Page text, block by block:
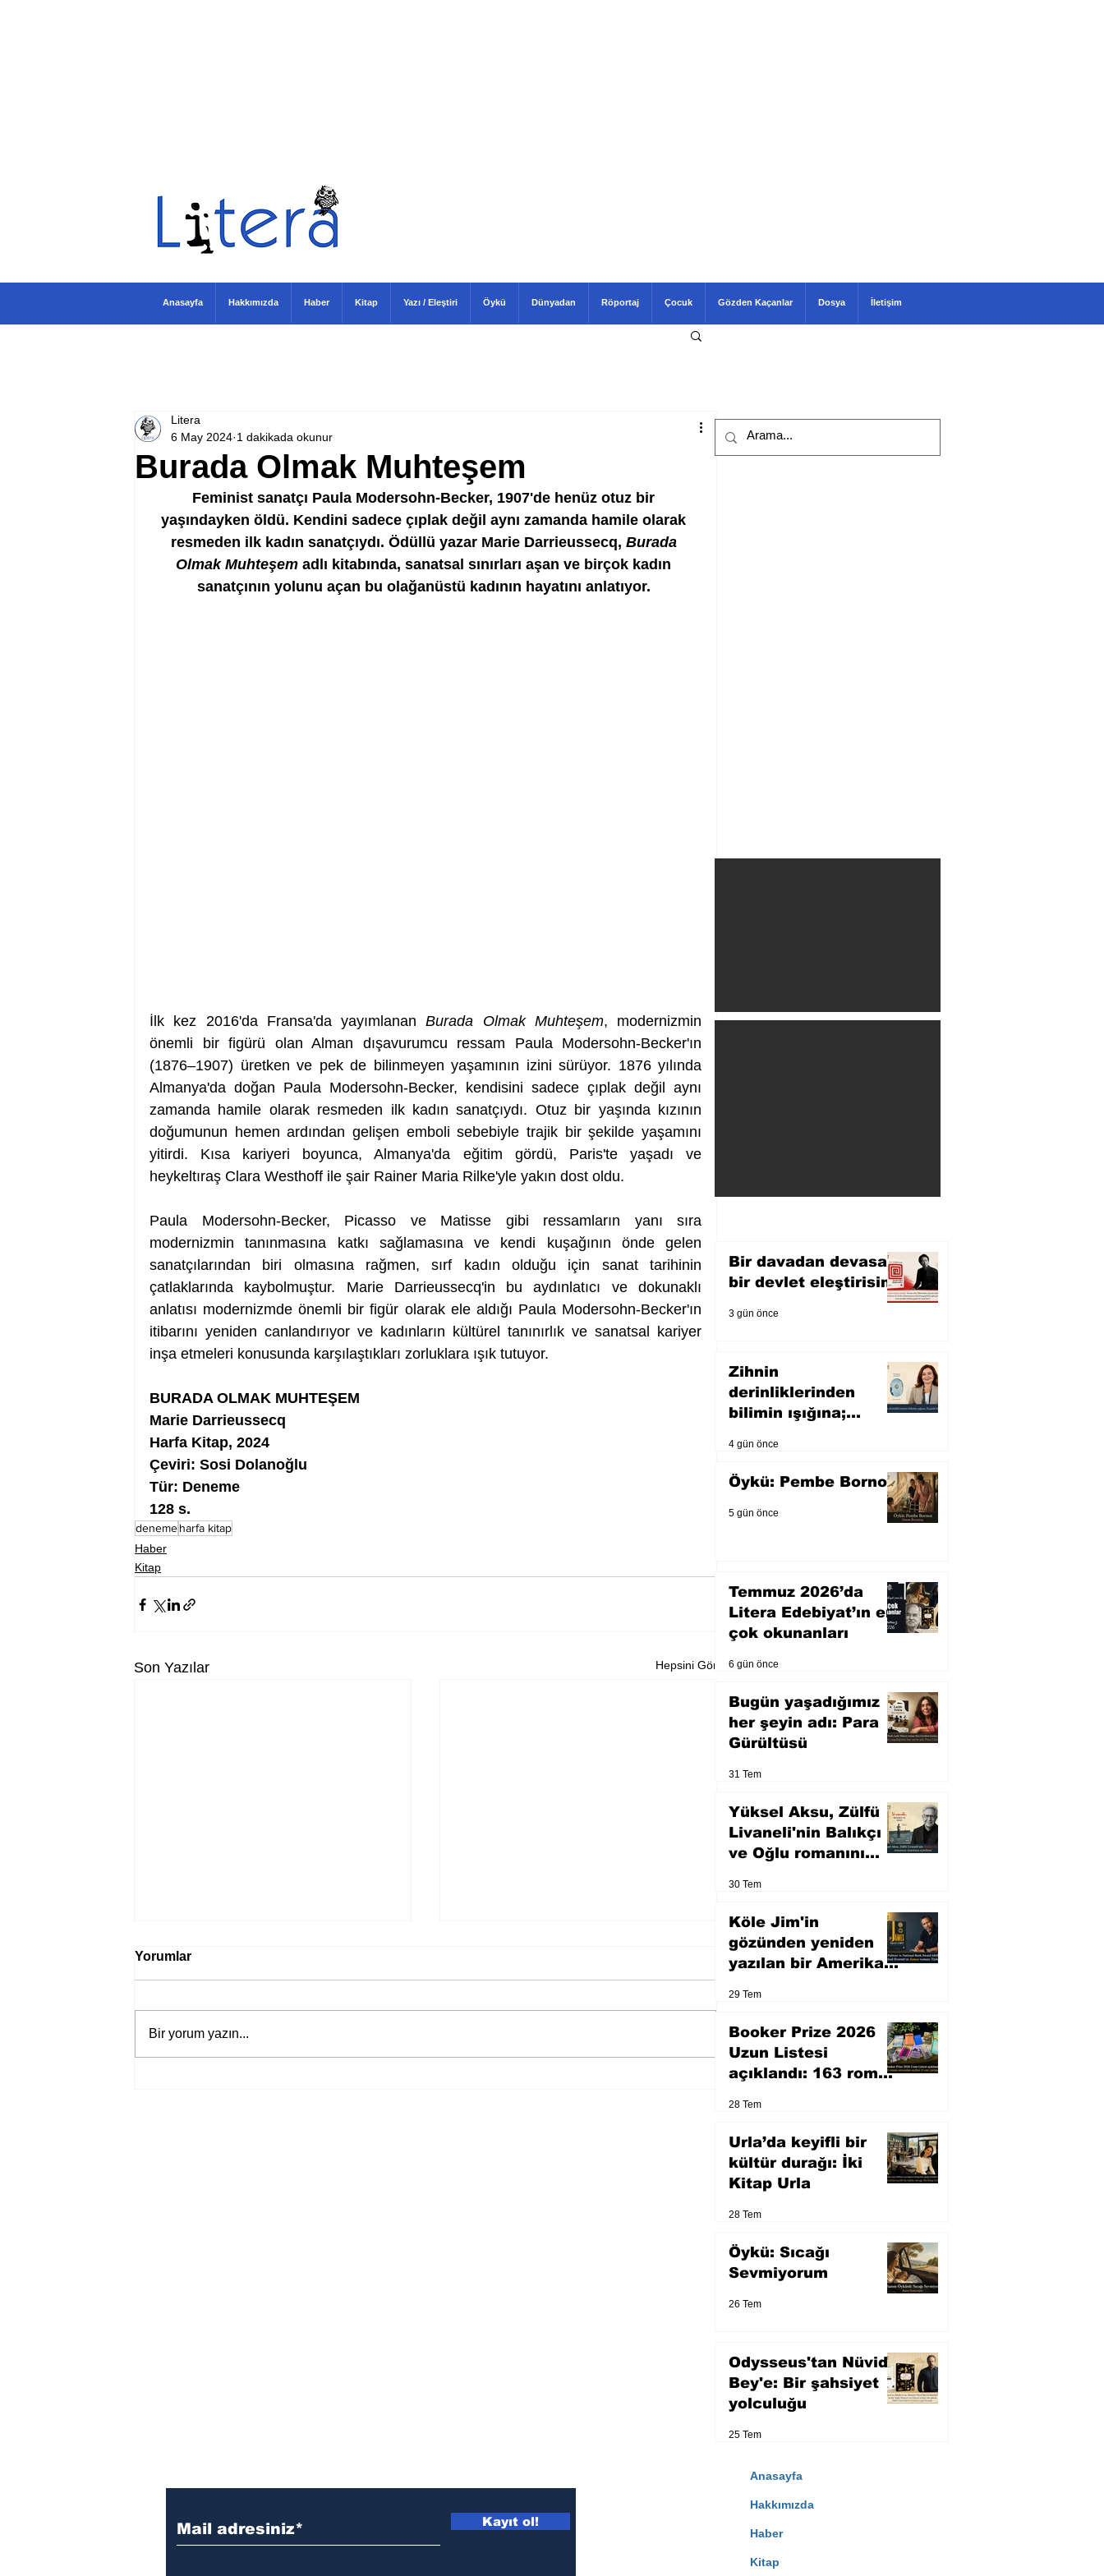
Burada Olmak Muhteşem
Litera
6 May 2024 1 dakikada okunur
Feminist sanatçı Paula Modersohn-Becker, 1907'de henüz otuz bir
yaşındayken öldü. Kendini sadece çıplak değil aynı zamanda hamile olarak
resmeden ilk kadın sanatçıydı. Ödüllü yazar Marie Darrieussecq, Burada
Olmak Muhteşem adlı kitabında, sanatsal sınırları aşan ve birçok kadın
sanatçının yolunu açan bu olağanüstü kadının hayatını anlatıyor.
İlk kez 2016'da Fransa'da yayımlanan Burada Olmak Muhteşem, modernizmin
önemli bir figürü olan Alman dışavurumcu ressam Paula Modersohn-Becker'ın
(1876–1907) üretken ve pek de bilinmeyen yaşamının izini sürüyor. 1876 yılında
Almanya'da doğan Paula Modersohn-Becker, kendisini sadece çıplak değil aynı
zamanda hamile olarak resmeden ilk kadın sanatçıydı. Otuz bir yaşında kızının
doğumunun hemen ardından gelişen emboli sebebiyle trajik bir şekilde yaşamını
yitirdi. Kısa kariyeri boyunca, Almanya'da eğitim gördü, Paris'te yaşadı ve
heykeltıraş Clara Westhoff ile şair Rainer Maria Rilke'yle yakın dost oldu.
Paula Modersohn-Becker, Picasso ve Matisse gibi ressamların yanı sıra
modernizmin tanınmasına katkı sağlamasına ve kendi kuşağının önde gelen
sanatçılarından biri olmasına rağmen, sırf kadın olduğu için sanat tarihinin
çatlaklarında kaybolmuştur. Marie Darrieussecq'in bu aydınlatıcı ve dokunaklı
anlatısı modernizmde önemli bir figür olarak ele aldığı Paula Modersohn-Becker'ın
itibarını yeniden canlandırıyor ve kadınların kültürel tanınırlık ve sanatsal kariyer
inşa etmeleri konusunda karşılaştıkları zorluklara ışık tutuyor.
BURADA OLMAK MUHTEŞEM
Marie Darrieussecq
Harfa Kitap, 2024
Çeviri: Sosi Dolanoğlu
Tür: Deneme
128 s.
denemeharfa kitap
Haber
Kitap
Son Yazılar Hepsini Gör
Yorumlar
Bir yorum yazın...
Bir davadan devasa
bir devlet eleştirisine
3 gün önce
Zihnin
derinliklerinden
bilimin ışığına;
4 gün önce
Öykü: Pembe Bornoz
5 gün önce
Temmuz 2026’da
Litera Edebiyat’ın en
çok okunanları
6 gün önce
Bugün yaşadığımız
her şeyin adı: Para
Gürültüsü
31 Tem
Yüksel Aksu, Zülfü
Livaneli'nin Balıkçı
ve Oğlu romanını
30 Tem
Köle Jim'in
gözünden yeniden
yazılan bir Amerikan
29 Tem
Booker Prize 2026
Uzun Listesi
açıklandı: 163 roman
28 Tem
Urla’da keyifli bir
kültür durağı: İki
Kitap Urla
28 Tem
Öykü: Sıcağı
Sevmiyorum
26 Tem
Odysseus'tan Nüvid
Bey'e: Bir şahsiyet
yolculuğu
25 Tem
Anasayfa Hakkımızda Haber Kitap Yazı / Eleştiri Öykü Dünyadan Röportaj Çocuk Gözden Kaçanlar Dosya İletişim
Kayıt ol!
Anasayfa
Hakkımızda
Haber
Kitap